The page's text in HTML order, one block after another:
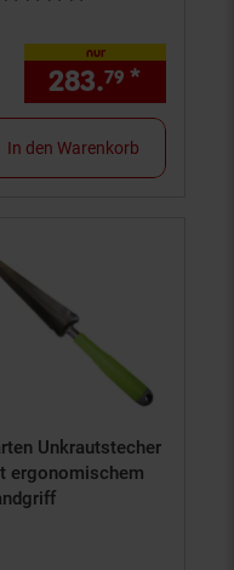
nur
283.79 *
In den Warenkorb
Unkrautstecher
ergonomischem